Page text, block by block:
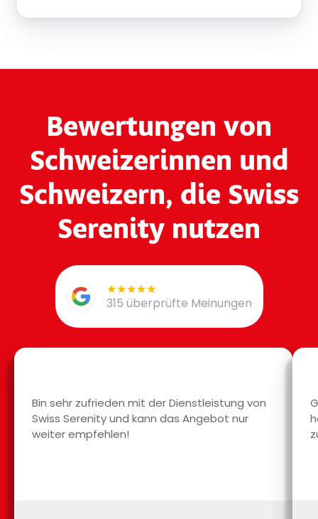
Bewertungen von
Schweizerinnen und
Schweizern, die Swiss
Serenity nutzen
★★★★★
★★★★★
315 überprüfte Meinungen
Bin sehr zufrieden mit der Dienstleistung von
Swiss Serenity und kann das Angebot nur
weiter empfehlen!